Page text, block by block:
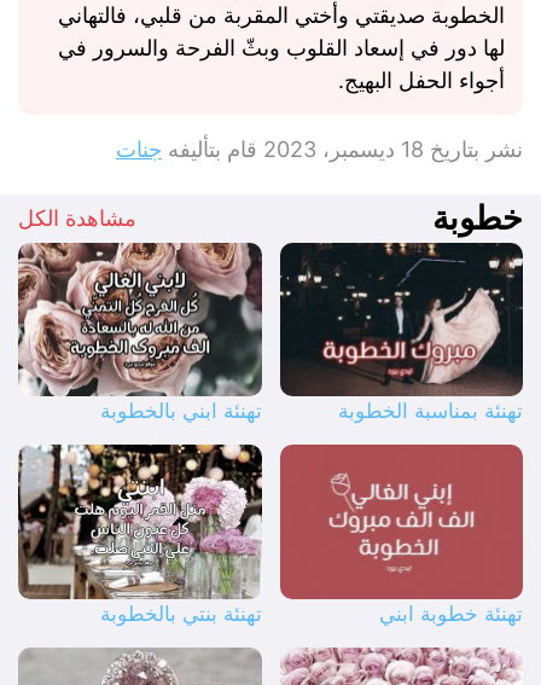
الخطوبة صديقتي وأختي المقربة من قلبي، فالتهاني
لها دور في إسعاد القلوب وبثّ الفرحة والسرور في
أجواء الحفل البهيج.
نشر بتاريخ 18 ديسمبر، 2023 قام بتأليفه جنات
خطوبة مشاهدة الكل
تهنئة بمناسبة الخطوبة تهنئة ابني بالخطوبة
تهنئة خطوبة ابني تهنئة بنتي بالخطوبة